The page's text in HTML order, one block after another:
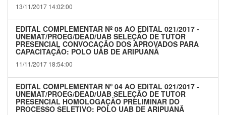
13/11/2017 14:02:00
EDITAL COMPLEMENTAR Nº 05 AO EDITAL 021/2017 -
UNEMAT/PROEG/DEAD/UAB SELEÇÃO DE TUTOR
PRESENCIAL CONVOCAÇÃO DOS APROVADOS PARA
CAPACITAÇÃO: POLO UAB DE ARIPUANÃ
11/11/2017 18:54:00
EDITAL COMPLEMENTAR Nº 04 AO EDITAL 021/2017 -
UNEMAT/PROEG/DEAD/UAB SELEÇÃO DE TUTOR
PRESENCIAL HOMOLOGAÇÃO PRELIMINAR DO
PROCESSO SELETIVO: POLO UAB DE ARIPUANÃ